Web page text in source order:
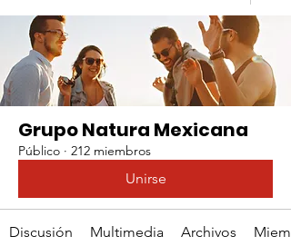
Grupo Natura Mexicana
Público · 212 miembros
Unirse
Discusión Multimedia Archivos